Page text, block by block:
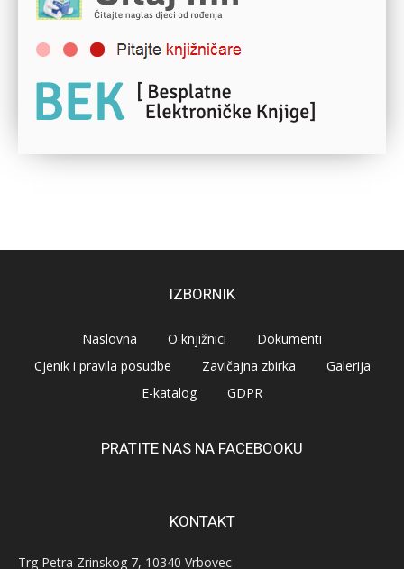
IZBORNIK
Naslovna O knjižnici
Dokumenti
Cjenik i pravila posudbe
Zavičajna zbirka
Galerija
E-katalog
GDPR
PRATITE NAS NA FACEBOOKU
KONTAKT
Trg Petra Zrinskog 7, 10340 Vrbovec